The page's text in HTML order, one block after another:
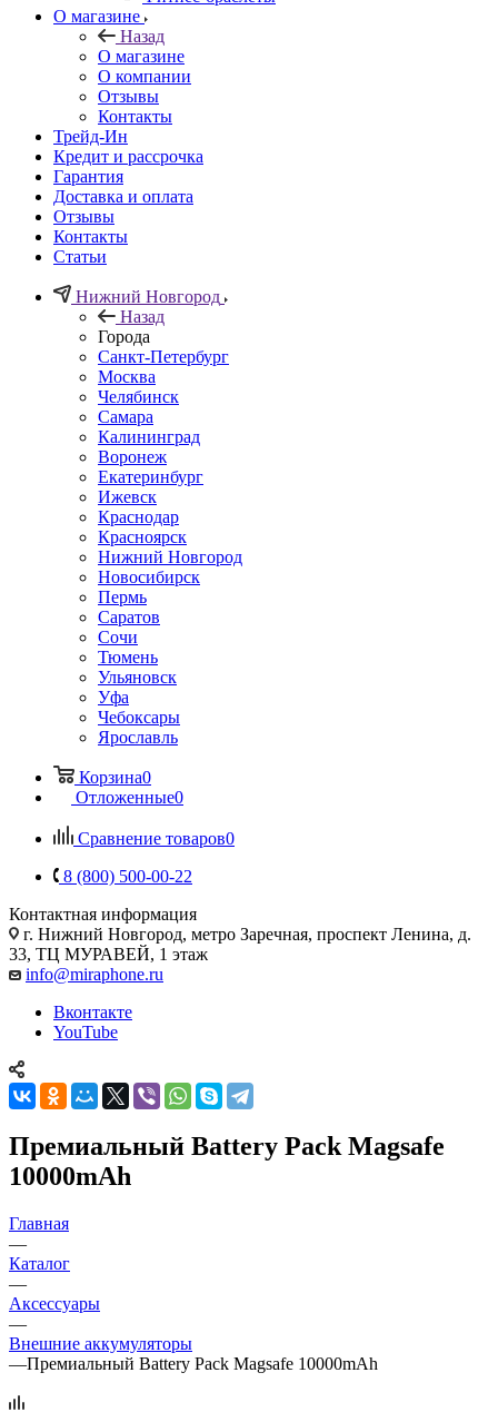
О магазине
Назад
О магазине
О компании
Отзывы
Контакты
Трейд-Ин
Кредит и рассрочка
Гарантия
Доставка и оплата
Отзывы
Контакты
Статьи
Нижний Новгород
Назад
Города
Санкт-Петербург
Москва
Челябинск
Самара
Калининград
Воронеж
Екатеринбург
Ижевск
Краснодар
Красноярск
Нижний Новгород
Новосибирск
Пермь
Саратов
Сочи
Тюмень
Ульяновск
Уфа
Чебоксары
Ярославль
Корзина0
Отложенные0
Сравнение товаров0
8 (800) 500-00-22
Контактная информация
г. Нижний Новгород, метро Заречная, проспект Ленина, д.
33, ТЦ МУРАВЕЙ, 1 этаж
info@miraphone.ru
Вконтакте
YouTube
Премиальный Battеry Pack Magsafe
10000mAh
Главная
—
Каталог
—
Аксессуары
—
Внешние аккумуляторы
—Премиальный Battеry Pack Magsafe 10000mAh